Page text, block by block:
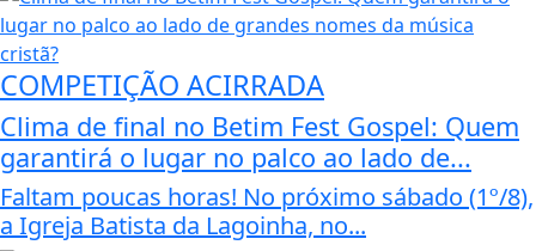
COMPETIÇÃO ACIRRADA
Clima de final no Betim Fest Gospel: Quem
garantirá o lugar no palco ao lado de...
Faltam poucas horas! No próximo sábado (1º/8),
a Igreja Batista da Lagoinha, no...